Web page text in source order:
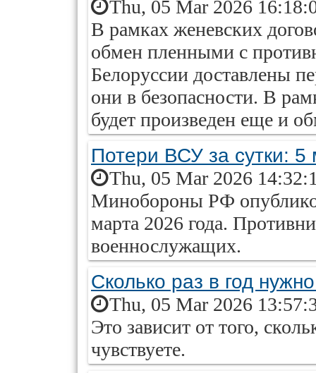
Thu, 05 Mar 2026
В рамках женевских
обмен пленными с
Белоруссии доставлены
они в безопасности. В
будет произведен еще и
Потери ВСУ за сутки: 5
Thu, 05 Mar 2026
Минобороны РФ
марта 2026 года.
военнослужащих.
Сколько раз в год
Thu, 05 Mar 2026
Это зависит от того,
чувствуете.